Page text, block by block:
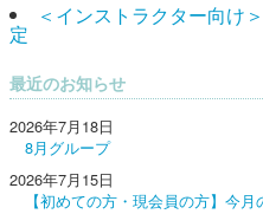
＜インストラクター向け
定
最近のお知らせ
2026年7月18日
8月グループ
2026年7月15日
【初めての方・現会員の方】今